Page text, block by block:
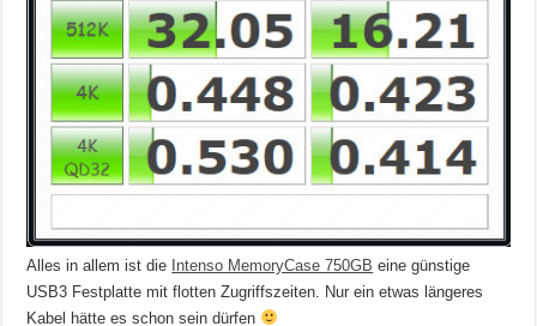
Alles in allem ist die Intenso MemoryCase 750GB eine günstige
USB3 Festplatte mit flotten Zugriffszeiten. Nur ein etwas längeres
Kabel hätte es schon sein dürfen